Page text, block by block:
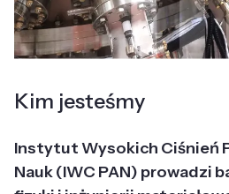
Kim jesteśmy
Instytut Wysokich Ciśnień
Nauk (IWC PAN) prowadzi